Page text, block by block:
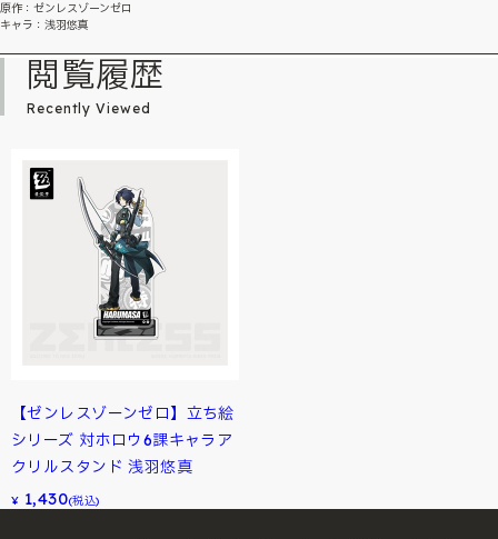
原作：ゼンレスゾーンゼロ
キャラ：浅羽悠真
閲覧履歴
Recently Viewed
【ゼンレスゾーンゼロ】立ち絵
シリーズ 対ホロウ6課キャラア
クリルスタンド 浅羽悠真
¥ 1,430(税込)